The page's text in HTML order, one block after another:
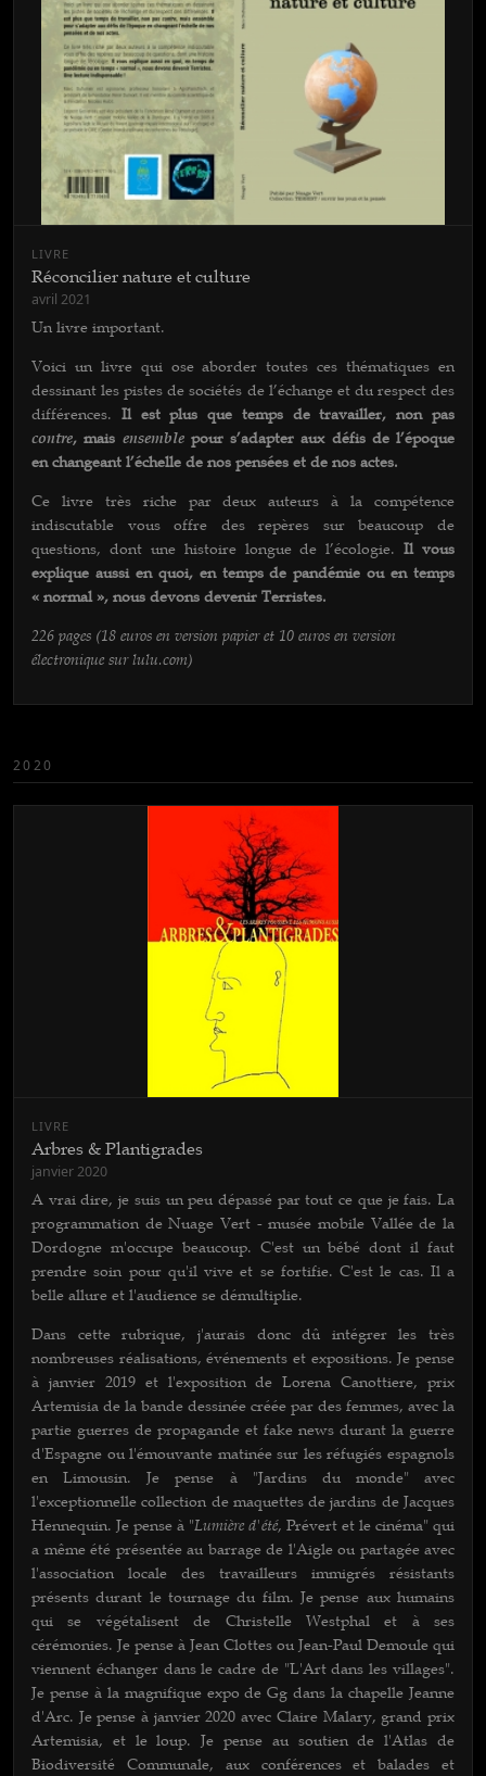
LIVRE
Réconcilier nature et culture
avril 2021
Un livre important.
Voici un livre qui ose aborder toutes ces thématiques en
dessinant les pistes de sociétés de l’échange et du respect des
différences. Il est plus que temps de travailler, non pas
contre, mais ensemble pour s’adapter aux défis de l’époque
en changeant l’échelle de nos pensées et de nos actes.
Ce livre très riche par deux auteurs à la compétence
indiscutable vous offre des repères sur beaucoup de
questions, dont une histoire longue de l’écologie.Il vous
explique aussi en quoi, en temps de pandémie ou en temps
« normal », nous devons devenir Terristes.
226 pages (18 euros en version papier et 10 euros en version
électronique sur lulu.com)
2020
LIVRE
Arbres & Plantigrades
janvier 2020
A vrai dire, je suis un peu dépassé par tout ce que je fais. La
programmation de Nuage Vert - musée mobile Vallée de la
Dordogne m'occupe beaucoup. C'est un bébé dont il faut
prendre soin pour qu'il vive et se fortifie. C'est le cas. Il a
belle allure et l'audience se démultiplie.
Dans cette rubrique, j'aurais donc dû intégrer les très
nombreuses réalisations, événements et expositions. Je pense
à janvier 2019 et l'exposition de Lorena Canottiere, prix
Artemisia de la bande dessinée créée par des femmes, avec la
partie guerres de propagande et fake news durant la guerre
d'Espagne ou l'émouvante matinée sur les réfugiés espagnols
en Limousin. Je pense à "Jardins du monde" avec
l'exceptionnelle collection de maquettes de jardins de Jacques
Hennequin. Je pense à "Lumière d'été, Prévert et le cinéma" qui
a même été présentée au barrage de l'Aigle ou partagée avec
l'association locale des travailleurs immigrés résistants
présents durant le tournage du film. Je pense aux humains
qui se végétalisent de Christelle Westphal et à ses
cérémonies. Je pense à Jean Clottes ou Jean-Paul Demoule qui
viennent échanger dans le cadre de "L'Art dans les villages".
Je pense à la magnifique expo de Gg dans la chapelle Jeanne
d'Arc. Je pense à janvier 2020 avec Claire Malary, grand prix
Artemisia, et le loup. Je pense au soutien de l'Atlas de
Biodiversité Communale, aux conférences et balades et